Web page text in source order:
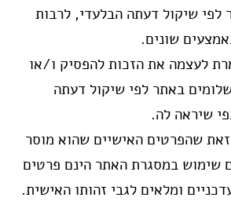
שיקול דעתה הבלעדי, לרבות
שונים.
לעצמה את הזכות להפסיק ו/או
באתר לפי שיקול דעתה
שיראה לה.
שהפרטים האישיים שהוא מוסר
שימוש במסגרת האתר הינם פרטים
ומלאים לגבי זהותו האישית.